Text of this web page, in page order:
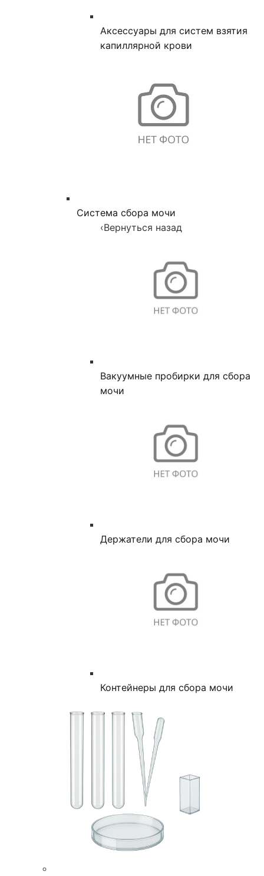
Аксессуары для систем взятия
капиллярной крови
Система сбора мочи
‹Вернуться назад
Вакуумные пробирки для сбора
мочи
Держатели для сбора мочи
Контейнеры для сбора мочи